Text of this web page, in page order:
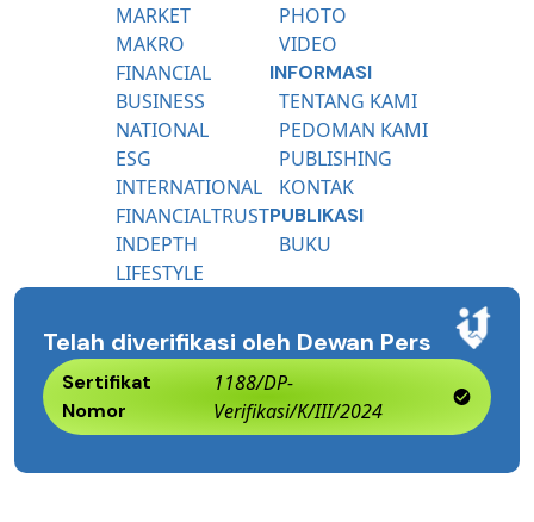
MARKET
MAKRO
FINANCIAL
BUSINESS
NATIONAL
ESG
INTERNATIONAL
FINANCIALTRUST
INDEPTH
LIFESTYLE
PHOTO
VIDEO
INFORMASI
TENTANG KAMI
PEDOMAN KAMI
PUBLISHING
KONTAK
PUBLIKASI
BUKU
Telah diverifikasi oleh Dewan Pers
Sertifikat
Nomor
1188/DP-
Verifikasi/K/III/2024